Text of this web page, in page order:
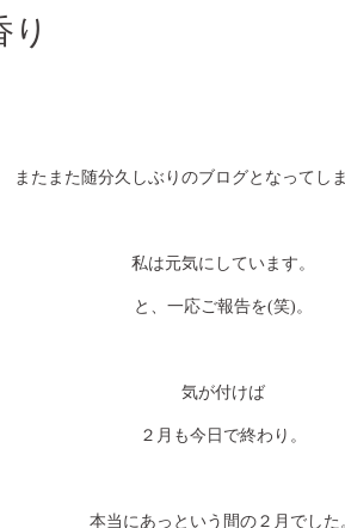
またまた随分久しぶりのブログとなってし
私は元気にしています。
と、一応ご報告を(笑)。
気が付けば
２月も今日で終わり。
本当にあっという間の２月でした